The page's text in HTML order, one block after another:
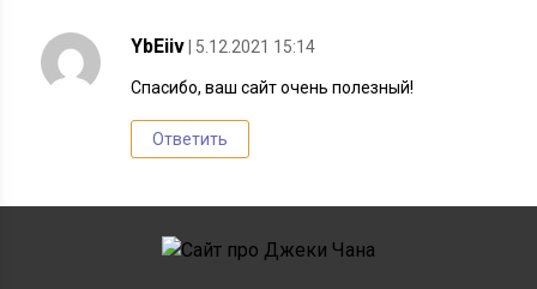
YbEiiv | 5.12.2021 15:14
Спасибо, ваш сайт очень полезный!
Ответить